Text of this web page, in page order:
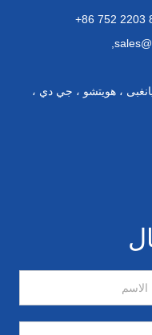
+86 752 2203
,
، جيانغبى ، هويتشو ، جي دي ،